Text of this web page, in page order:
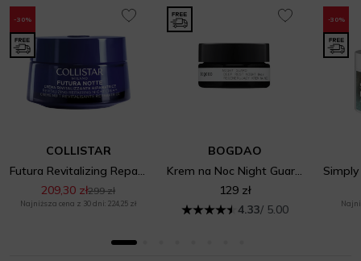
-30%
COLLISTAR
Futura Revitalizing Repairing Night Cream
209,30 zł299 zł
Najniższa cena z 30 dni: 224,25 zł
BOGDAO
Krem na Noc Night Guard 30ml
129 zł
4.33/ 5.00
-30%